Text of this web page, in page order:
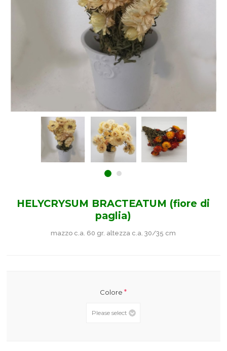
HELYCRYSUM BRACTEATUM (fiore di
paglia)
mazzo c.a. 60 gr. altezza c.a. 30/35 cm
Colore*